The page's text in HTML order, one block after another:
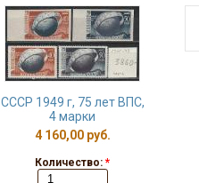
СССР 1949 г, 75 лет ВПС,
4 марки
4 160,00 руб.
Количество: *